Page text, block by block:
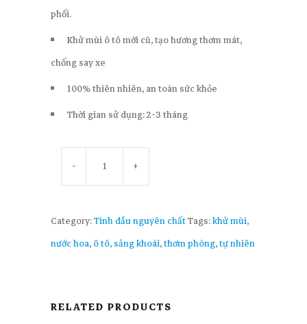
phối.
Khử mùi ô tô mới cũ, tạo hương thơm mát,
chống say xe
100% thiên nhiên, an toàn sức khỏe
Thời gian sử dụng: 2-3 tháng
Category:Tinh dầu nguyên chấtTags:khử mùi,
nước hoa,ô tô,sảng khoái,thơm phòng,tự nhiên
RELATED PRODUCTS